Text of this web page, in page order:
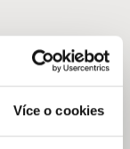
Více o cookies